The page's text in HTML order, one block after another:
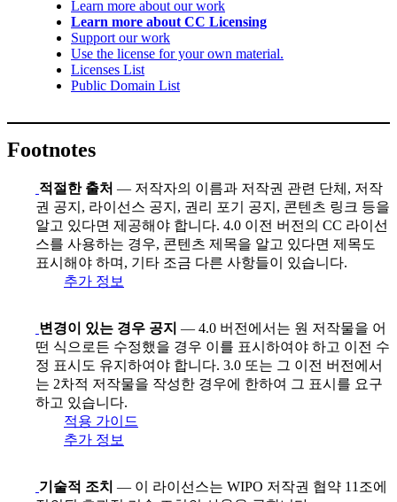
Learn more about our work
Learn more about CC Licensing
Support our work
Use the license for your own material.
Licenses List
Public Domain List
Footnotes
적절한 출처 — 저작자의 이름과 저작권 관련 단체, 저작
권 공지, 라이선스 공지, 권리 포기 공지, 콘텐츠 링크 등을
알고 있다면 제공해야 합니다. 4.0 이전 버전의 CC 라이선
스를 사용하는 경우, 콘텐츠 제목을 알고 있다면 제목도
표시해야 하며, 기타 조금 다른 사항들이 있습니다.
추가 정보
변경이 있는 경우 공지 — 4.0 버전에서는 원 저작물을 어
떤 식으로든 수정했을 경우 이를 표시하여야 하고 이전 수
정 표시도 유지하여야 합니다. 3.0 또는 그 이전 버전에서
는 2차적 저작물을 작성한 경우에 한하여 그 표시를 요구
하고 있습니다.
적용 가이드
추가 정보
기술적 조치 — 이 라이선스는 WIPO 저작권 협약 11조에